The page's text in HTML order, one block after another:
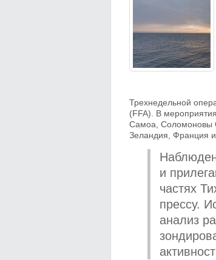
Трехнедельной
(FFA). В
Самоа, Соломоновы
Зеландия, Франция
и
частях
прессу.
анализ